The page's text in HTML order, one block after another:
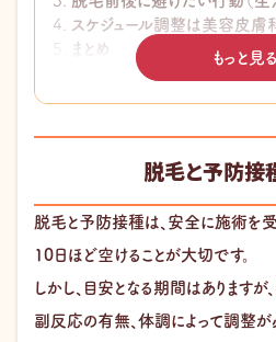
スケジュール調整は美容皮膚
まとめ
このページの監修医師
もっと見る
脱毛と予防接
脱毛と予防接種は、安全に施術を
10日ほど空けることが大切です。
しかし、目安となる期間はあります
副反応の有無、体調によって調整が